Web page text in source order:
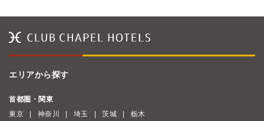
エリアから探す
首都圏・関東
東京
神奈川 埼玉 茨城 栃木